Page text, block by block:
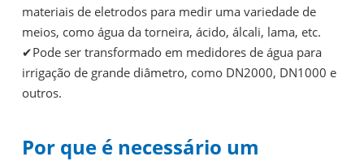
materiais de eletrodos para medir uma variedade de
meios, como água da torneira, ácido, álcali, lama, etc.
✔Pode ser transformado em medidores de água para
irrigação de grande diâmetro, como DN2000, DN1000 e
outros.
Por que é necessário um